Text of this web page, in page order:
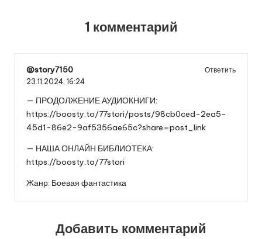
1 комментарий
@story7150
Ответить
23.11.2024, 16:24
— ПРОДОЛЖЕНИЕ АУДИОКНИГИ:
https://boosty.to/77stori/posts/98cb0ced-2ea5-
45d1-86e2-9af5356ae65c?share=post_link
— НАША ОНЛАЙН БИБЛИОТЕКА:
https://boosty.to/77stori
Жанр: Боевая фантастика
Добавить комментарий